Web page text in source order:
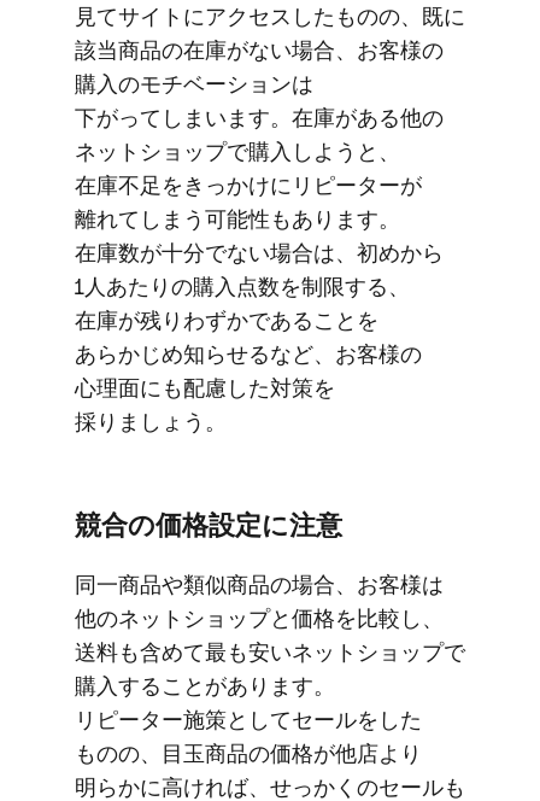
見て​サイトに​アクセスした​ものの、​既に​
該当商品の​在庫が​ない​場合、​お客様の​
購入の​モチベーションは​
下がってしまいます。​在庫が​ある​他の​
ネットショップで​購入しようと、​
在庫不足を​きっかけに​リピーターが​
離れてしまう​可能性も​あります。​
在庫数が​十分でない​場合は、​初めから​
1人あたりの​購入点数を​制限する、​
在庫が​残りわずかである​ことを​
あらかじめ知らせるなど、​お客様の​
心理面にも​配慮した​対策を​
採りましょう。
競合の​価格設定に​注意
同一商品や​類似商品の​場合、​お客様は​
他の​ネットショップと​価格を​比較し、​
送料も​含めて​最も​安い​ネットショップで​
購入する​ことがあります。​
リピーター施策と​して​セールを​した​
ものの、​目玉商品の​価格が​他店より​
明らかに​高ければ、​せっかくの​セールも​